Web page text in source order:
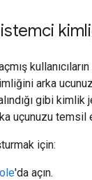
arka
gibi kimlik
uçunuzu temsil
için:
'da açın.